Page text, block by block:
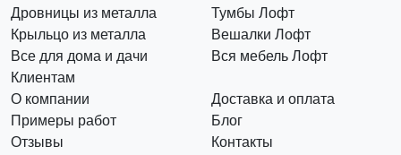
Дровницы из металла
Крыльцо из металла
Все для дома и дачи
Тумбы Лофт
Вешалки Лофт
Вся мебель Лофт
Клиентам
О компании
Доставка и оплата
Примеры работ
Блог
Отзывы
Контакты